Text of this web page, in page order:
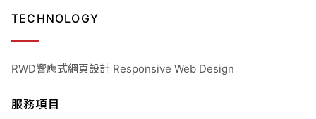
TECHNOLOGY
RWD響應式網頁設計 Responsive Web Design
服務項目